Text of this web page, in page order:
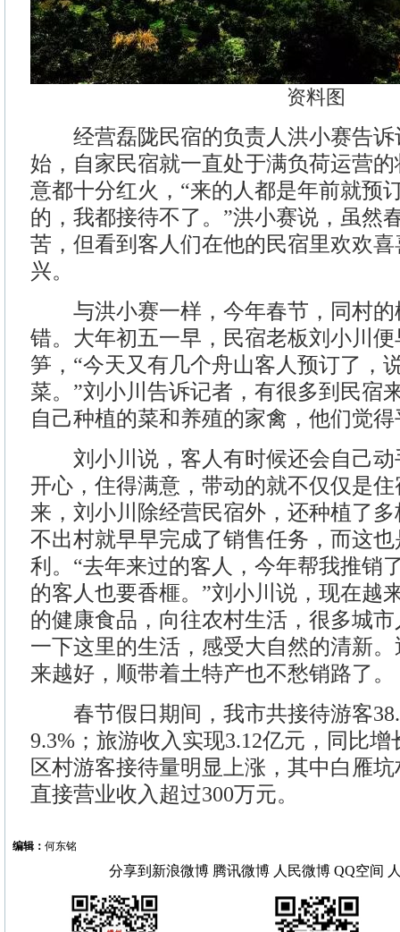
资料图
经营磊陇民宿的负责人洪小赛告诉
始，自家民宿就一直处于满负荷运营
意都十分红火，“来的人都是年前就预
的，我都接待不了。”洪小赛说，虽然
苦，但看到客人们在他的民宿里欢欢
兴。
与洪小赛一样，今年春节，同村的
错。大年初五一早，民宿老板刘小川
笋，“今天又有几个舟山客人预订了，
菜。”刘小川告诉记者，有很多到民宿
自己种植的菜和养殖的家禽，他们觉
刘小川说，客人有时候还会自己动
开心，住得满意，带动的就不仅仅是
来，刘小川除经营民宿外，还种植了
不出村就早早完成了销售任务，而这
利。“去年来过的客人，今年帮我推销
的客人也要香榧。”刘小川说，现在越
的健康食品，向往农村生活，很多城
一下这里的生活，感受大自然的清新
来越好，顺带着土特产也不愁销路了。
春节假日期间，我市共接待游客
9.3%；旅游收入实现3.12亿元，同比增
区村游客接待量明显上涨，其中白雁
直接营业收入超过300万元。
编辑： 何东铭
分享到 新浪微博 腾讯微博 人民微博 QQ空间